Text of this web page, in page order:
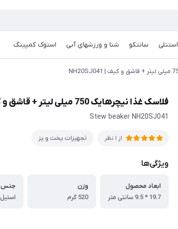
استنلی سانتکو شنا و ورزشهای آبی استوک کمپینگ
فلاسک غذا نیچرهایک 750 میلی لیتر + قاشق و کیف | NH20SJ041
Stew beaker NH20SJ041
از 1 نظر تجهیزات پخت و پز
ویژگی‌ها
ابعاد محصول
19.7 * 9.5 سانتی متر
وزن
520 گرم
جنس